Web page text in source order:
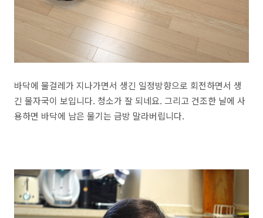
바닥에 물걸레가 지나가면서 생긴 일정방향으로 회전하면서 생
긴 물자국이 보입니다. 청소가 잘 되네요. 그리고 건조한 날에 사
용하면 바닥에 남은 물기는 금방 말라버립니다.